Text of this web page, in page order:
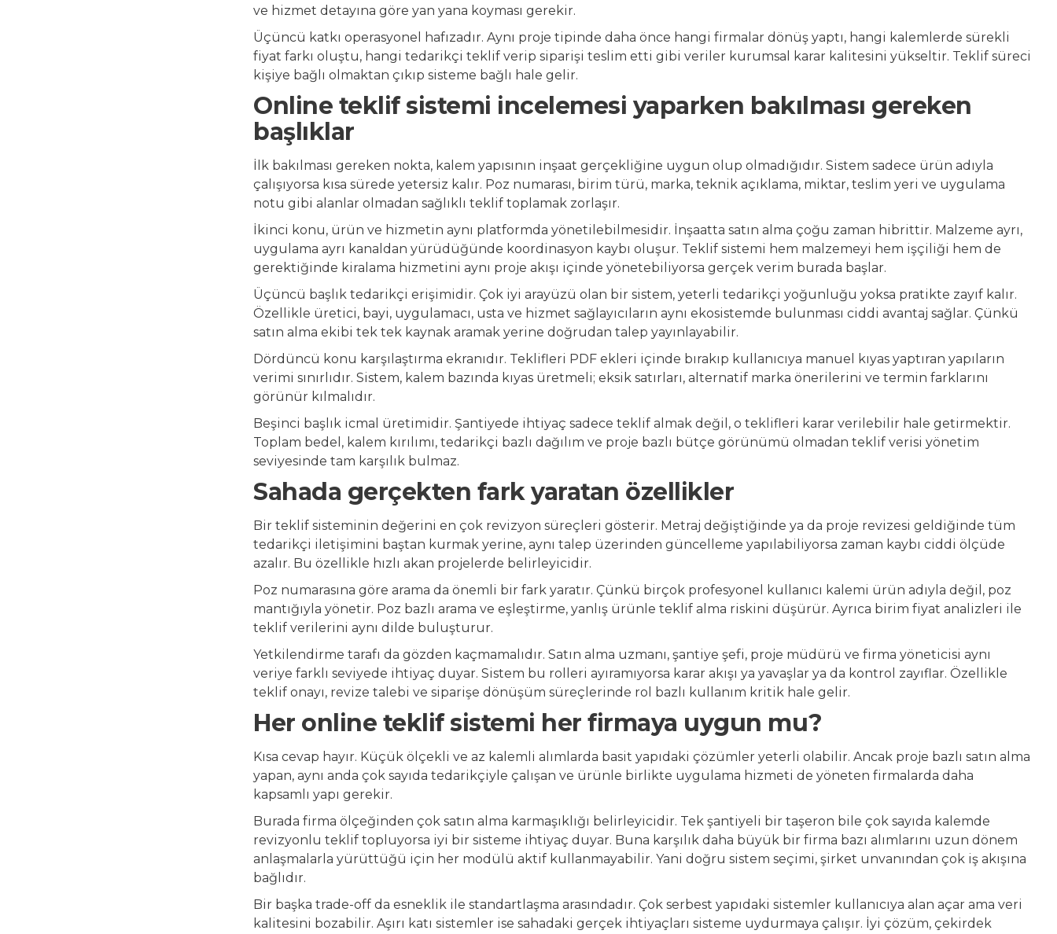
ve hizmet detayına göre yan yana koyması gerekir.
Üçüncü katkı operasyonel hafızadır. Aynı proje tipinde daha önce hangi firmalar dönüş yaptı, hangi kalemlerde sürekli
fiyat farkı oluştu, hangi tedarikçi teklif verip siparişi teslim etti gibi veriler kurumsal karar kalitesini yükseltir. Teklif süreci
kişiye bağlı olmaktan çıkıp sisteme bağlı hale gelir.
Online teklif sistemi incelemesi yaparken bakılması gereken
başlıklar
İlk bakılması gereken nokta, kalem yapısının inşaat gerçekliğine uygun olup olmadığıdır. Sistem sadece ürün adıyla
çalışıyorsa kısa sürede yetersiz kalır. Poz numarası, birim türü, marka, teknik açıklama, miktar, teslim yeri ve uygulama
notu gibi alanlar olmadan sağlıklı teklif toplamak zorlaşır.
İkinci konu, ürün ve hizmetin aynı platformda yönetilebilmesidir. İnşaatta satın alma çoğu zaman hibrittir. Malzeme ayrı,
uygulama ayrı kanaldan yürüdüğünde koordinasyon kaybı oluşur. Teklif sistemi hem malzemeyi hem işçiliği hem de
gerektiğinde kiralama hizmetini aynı proje akışı içinde yönetebiliyorsa gerçek verim burada başlar.
Üçüncü başlık tedarikçi erişimidir. Çok iyi arayüzü olan bir sistem, yeterli tedarikçi yoğunluğu yoksa pratikte zayıf kalır.
Özellikle üretici, bayi, uygulamacı, usta ve hizmet sağlayıcıların aynı ekosistemde bulunması ciddi avantaj sağlar. Çünkü
satın alma ekibi tek tek kaynak aramak yerine doğrudan talep yayınlayabilir.
Dördüncü konu karşılaştırma ekranıdır. Teklifleri PDF ekleri içinde bırakıp kullanıcıya manuel kıyas yaptıran yapıların
verimi sınırlıdır. Sistem, kalem bazında kıyas üretmeli; eksik satırları, alternatif marka önerilerini ve termin farklarını
görünür kılmalıdır.
Beşinci başlık icmal üretimidir. Şantiyede ihtiyaç sadece teklif almak değil, o teklifleri karar verilebilir hale getirmektir.
Toplam bedel, kalem kırılımı, tedarikçi bazlı dağılım ve proje bazlı bütçe görünümü olmadan teklif verisi yönetim
seviyesinde tam karşılık bulmaz.
Sahada gerçekten fark yaratan özellikler
Bir teklif sisteminin değerini en çok revizyon süreçleri gösterir. Metraj değiştiğinde ya da proje revizesi geldiğinde tüm
tedarikçi iletişimini baştan kurmak yerine, aynı talep üzerinden güncelleme yapılabiliyorsa zaman kaybı ciddi ölçüde
azalır. Bu özellikle hızlı akan projelerde belirleyicidir.
Poz numarasına göre arama da önemli bir fark yaratır. Çünkü birçok profesyonel kullanıcı kalemi ürün adıyla değil, poz
mantığıyla yönetir. Poz bazlı arama ve eşleştirme, yanlış ürünle teklif alma riskini düşürür. Ayrıca birim fiyat analizleri ile
teklif verilerini aynı dilde buluşturur.
Yetkilendirme tarafı da gözden kaçmamalıdır. Satın alma uzmanı, şantiye şefi, proje müdürü ve firma yöneticisi aynı
veriye farklı seviyede ihtiyaç duyar. Sistem bu rolleri ayıramıyorsa karar akışı ya yavaşlar ya da kontrol zayıflar. Özellikle
teklif onayı, revize talebi ve siparişe dönüşüm süreçlerinde rol bazlı kullanım kritik hale gelir.
Her online teklif sistemi her firmaya uygun mu?
Kısa cevap hayır. Küçük ölçekli ve az kalemli alımlarda basit yapıdaki çözümler yeterli olabilir. Ancak proje bazlı satın alma
yapan, aynı anda çok sayıda tedarikçiyle çalışan ve ürünle birlikte uygulama hizmeti de yöneten firmalarda daha
kapsamlı yapı gerekir.
Burada firma ölçeğinden çok satın alma karmaşıklığı belirleyicidir. Tek şantiyeli bir taşeron bile çok sayıda kalemde
revizyonlu teklif topluyorsa iyi bir sisteme ihtiyaç duyar. Buna karşılık daha büyük bir firma bazı alımlarını uzun dönem
anlaşmalarla yürüttüğü için her modülü aktif kullanmayabilir. Yani doğru sistem seçimi, şirket unvanından çok iş akışına
bağlıdır.
Bir başka trade-off da esneklik ile standartlaşma arasındadır. Çok serbest yapıdaki sistemler kullanıcıya alan açar ama veri
kalitesini bozabilir. Aşırı katı sistemler ise sahadaki gerçek ihtiyaçları sisteme uydurmaya çalışır. İyi çözüm, çekirdek